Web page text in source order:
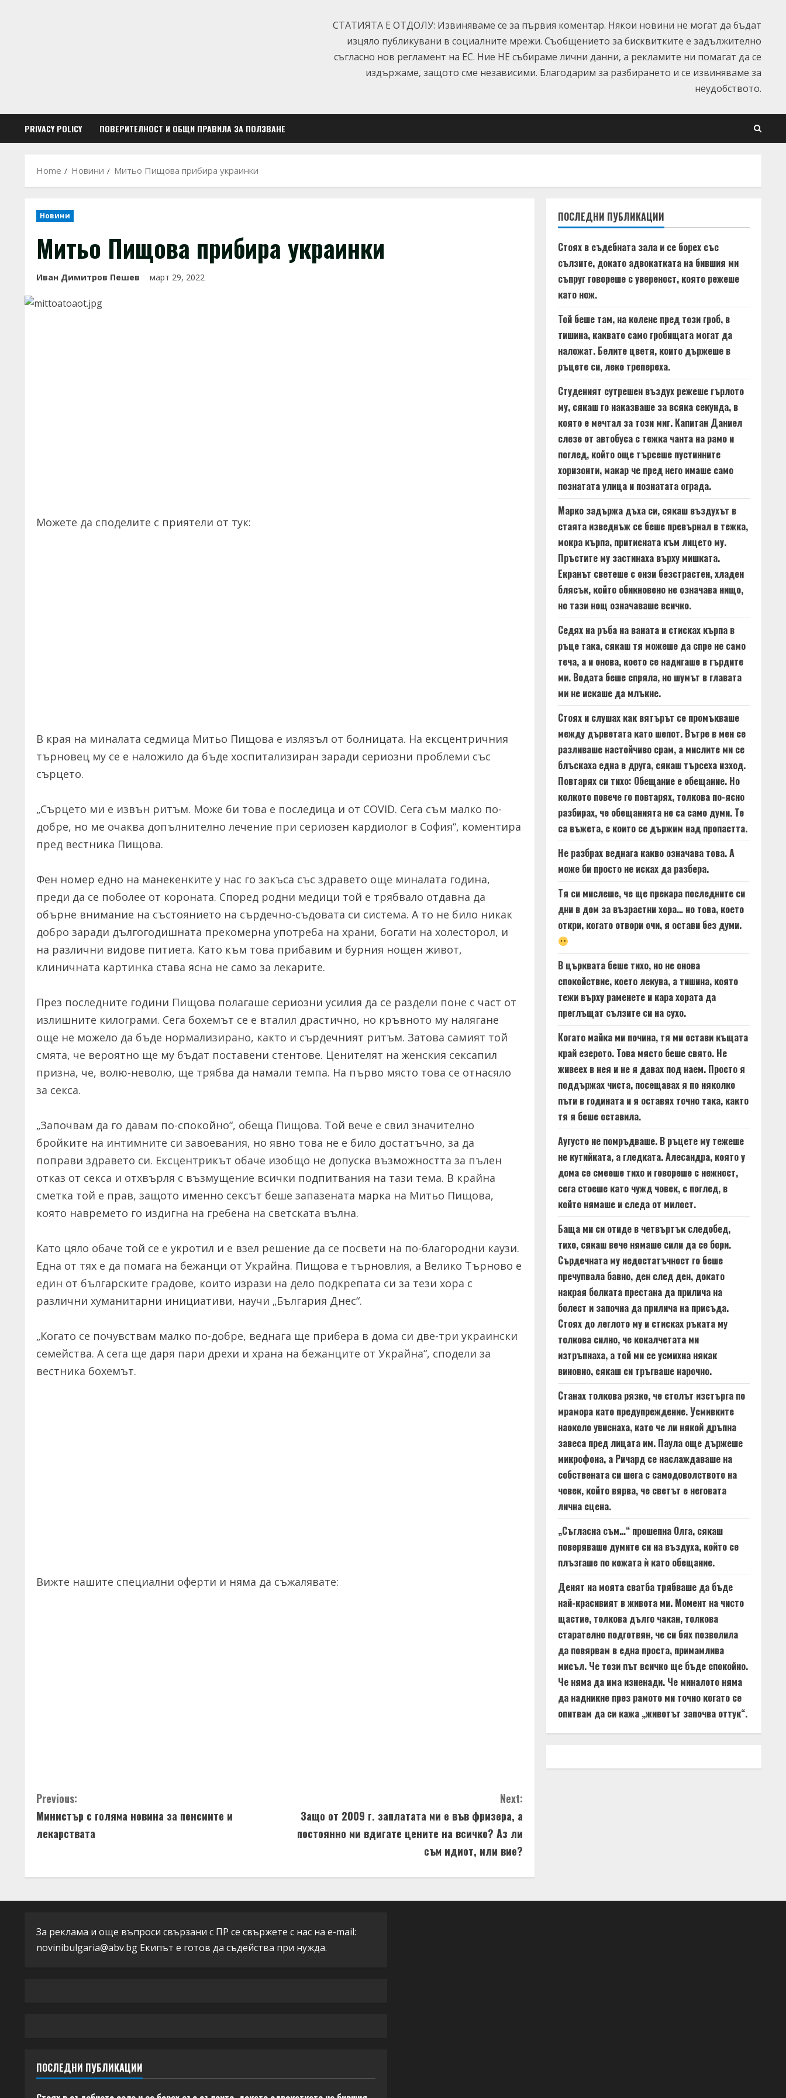
СТАТИЯТА Е ОТДОЛУ: Извиняваме се за първия коментар. Някои новини не могат да бъдат
изцяло публикувани в социалните мрежи. Съобщението за бисквитките е задължително
съгласно нов регламент на ЕС. Ние НЕ събираме лични данни, а рекламите ни помагат да се
издържаме, защото сме независими. Благодарим за разбирането и се извиняваме за
неудобството.
PRIVACY POLICY ПОВЕРИТЕЛНОСТ И ОБЩИ ПРАВИЛА ЗА ПОЛЗВАНЕ
Home Новини Митьо Пищова прибира украинки
Новини
Митьо Пищова прибира украинки
Иван Димитров Пешев март 29, 2022
Можете да споделите с приятели от тук:
В края на миналата седмица Митьо Пищова е излязъл от болницата. На ексцентричния
търновец му се е наложило да бъде хоспитализиран заради сериозни проблеми със
сърцето.
„Сърцето ми е извън ритъм. Може би това е последица и от COVID. Сега съм малко по-
добре, но ме очаква допълнително лечение при сериозен кардиолог в София“, коментира
пред вестника Пищова.
Фен номер едно на манекенките у нас го закъса със здравето още миналата година,
преди да се поболее от короната. Според родни медици той е трябвало отдавна да
обърне внимание на състоянието на сърдечно-съдовата си система. А то не било никак
добро заради дългогодишната прекомерна употреба на храни, богати на холесторол, и
на различни видове питиета. Като към това прибавим и бурния нощен живот,
клиничната картинка става ясна не само за лекарите.
През последните години Пищова полагаше сериозни усилия да се раздели поне с част от
излишните килограми. Сега бохемът се е вталил драстично, но кръвното му налягане
още не можело да бъде нормализирано, както и сърдечният ритъм. Затова самият той
смята, че вероятно ще му бъдат поставени стентове. Ценителят на женския сексапил
призна, че, волю-неволю, ще трябва да намали темпа. На първо място това се отнасяло
за секса.
„Започвам да го давам по-спокойно“, обеща Пищова. Той вече е свил значително
бройките на интимните си завоевания, но явно това не е било достатъчно, за да
поправи здравето си. Ексцентрикът обаче изобщо не допуска възможността за пълен
отказ от секса и отхвърля с възмущение всички подпитвания на тази тема. В крайна
сметка той е прав, защото именно сексът беше запазената марка на Митьо Пищова,
която навремето гo издигна на гребена на светската вълна.
Като цяло обаче той се е укротил и е взел решение да се посвети на по-благородни каузи.
Една от тях е да помага на бежанци от Украйна. Пищова е търновлия, а Велико Търново е
един от българските градове, които изрази на дело подкрепата си за тези хора с
различни хуманитарни инициативи, научи „България Днес“.
„Когато се почувствам малко по-добре, веднага ще прибера в дома си две-три украински
семейства. А сега ще даря пари дрехи и храна на бежанците от Украйна“, сподели за
вестника бохемът.
Вижте нашите специални оферти и няма да съжалявате:
C
o
t
i
n
u
d
Previous:
Министър с голяма новина за пенсиите и
лекарствата
Next:
Защо от 2009 г. заплатата ми е във фризера, а
постоянно ми вдигате цените на всичко? Аз ли
съм идиот, или вие?
ПОСЛЕДНИ ПУБЛИКАЦИИ
Стоях в съдебната зала и се борех със
сълзите, докато адвокатката на бившия ми
съпруг говореше с увереност, която режеше
като нож.
Той беше там, на колене пред този гроб, в
тишина, каквато само гробищата могат да
наложат. Белите цветя, които държеше в
ръцете си, леко трепереха.
Студеният сутрешен въздух режеше гърлото
му, сякаш го наказваше за всяка секунда, в
която е мечтал за този миг. Капитан Даниел
слезе от автобуса с тежка чанта на рамо и
поглед, който още търсеше пустинните
хоризонти, макар че пред него имаше само
познатата улица и познатата ограда.
Марко задържа дъха си, сякаш въздухът в
стаята изведнъж се беше превърнал в тежка,
мокра кърпа, притисната към лицето му.
Пръстите му застинаха върху мишката.
Екранът светеше с онзи безстрастен, хладен
блясък, който обикновено не означава нищо,
но тази нощ означаваше всичко.
Седях на ръба на ваната и стисках кърпа в
ръце така, сякаш тя можеше да спре не само
теча, а и онова, което се надигаше в гърдите
ми. Водата беше спряла, но шумът в главата
ми не искаше да млъкне.
Стоях и слушах как вятърът се промъкваше
между дърветата като шепот. Вътре в мен се
разливаше настойчиво срам, а мислите ми се
блъскаха една в друга, сякаш търсеха изход.
Повтарях си тихо: Обещание е обещание. Но
колкото повече го повтарях, толкова по-ясно
разбирах, че обещанията не са само думи. Те
са въжета, с които се държим над пропастта.
Не разбрах веднага какво означава това. А
може би просто не исках да разбера.
Тя си мислеше, че ще прекара последните си
дни в дом за възрастни хора… но това, което
откри, когато отвори очи, я остави без думи.
В църквата беше тихо, но не онова
спокойствие, което лекува, а тишина, която
тежи върху раменете и кара хората да
преглъщат сълзите си на сухо.
Когато майка ми почина, тя ми остави къщата
край езерото. Това място беше свято. Не
живеех в нея и не я давах под наем. Просто я
поддържах чиста, посещавах я по няколко
пъти в годината и я оставях точно така, както
тя я беше оставила.
Аугусто не помръдваше. В ръцете му тежеше
не кутийката, а гледката. Алесандра, която у
дома се смееше тихо и говореше с нежност,
сега стоеше като чужд човек, с поглед, в
който нямаше и следа от милост.
Баща ми си отиде в четвъртък следобед,
тихо, сякаш вече нямаше сили да се бори.
Сърдечната му недостатъчност го беше
пречупвала бавно, ден след ден, докато
накрая болката престана да прилича на
болест и започна да прилича на присъда.
Стоях до леглото му и стисках ръката му
толкова силно, че кокалчетата ми
изтръпнаха, а той ми се усмихна някак
виновно, сякаш си тръгваше нарочно.
Станах толкова рязко, че столът изстърга по
мрамора като предупреждение. Усмивките
наоколо увиснаха, като че ли някой дръпна
завеса пред лицата им. Паула още държеше
микрофона, а Ричард се наслаждаваше на
собствената си шега с самодоволството на
човек, който вярва, че светът е неговата
лична сцена.
„Съгласна съм…“ прошепна Олга, сякаш
поверяваше думите си на въздуха, който се
плъзгаше по кожата ѝ като обещание.
Денят на моята сватба трябваше да бъде
най-красивият в живота ми. Момент на чисто
щастие, толкова дълго чакан, толкова
старателно подготвян, че си бях позволила
да повярвам в една проста, примамлива
мисъл. Че този път всичко ще бъде спокойно.
Че няма да има изненади. Че миналото няма
да надникне през рамото ми точно когато се
опитвам да си кажа „животът започва оттук“.
За реклама и още въпроси свързани с ПР се свържете с нас на e-mail:
novinibulgaria@abv.bg Екипът е готов да съдейства при нужда.
ПОСЛЕДНИ ПУБЛИКАЦИИ